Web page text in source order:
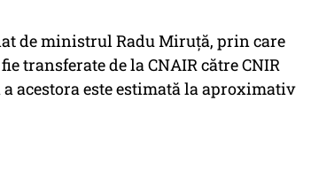
de ministrul Radu Miruță, prin care
transferate de la CNAIR către CNIR
acestora este estimată la aproximativ